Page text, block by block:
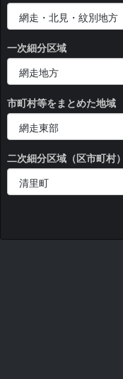
一次細分区域
市町村等をまとめた地域
二次細分区域（区市町村）